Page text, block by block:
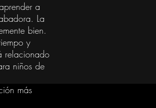
a
La
bien.
y
relacionado
niños de
más